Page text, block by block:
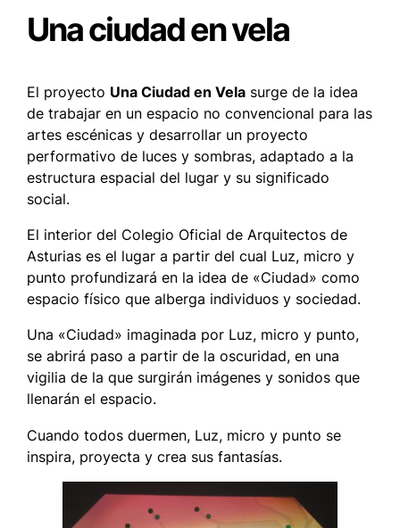
Una ciudad en vela
El proyecto Una Ciudad en Velasurge de la idea
de trabajar en un espacio no convencional para las
artes escénicas y desarrollar un proyecto
performativo de luces y sombras, adaptado a la
estructura espacial del lugar y su significado
social.
El interior del Colegio Oficial de Arquitectos de
Asturias es el lugar a partir del cual Luz, micro y
punto profundizará en la idea de «Ciudad» como
espacio físico que alberga individuos y sociedad.
Una «Ciudad» imaginada por Luz, micro y punto,
se abrirá paso a partir de la oscuridad, en una
vigilia de la que surgirán imágenes y sonidos que
llenarán el espacio.
Cuando todos duermen, Luz, micro y punto se
inspira, proyecta y crea sus fantasías.